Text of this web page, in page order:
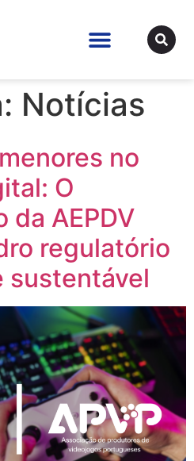
Notícias
no
O
da AEPDV
regulatório
sustentável